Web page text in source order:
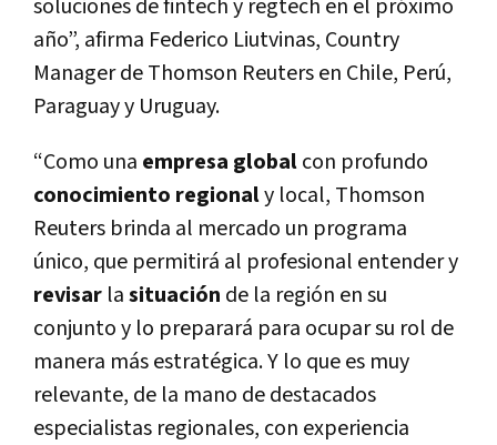
soluciones de fintech y regtech en el próximo
año”, afirma Federico Liutvinas, Country
Manager de Thomson Reuters en Chile, Perú,
Paraguay y Uruguay.
“Como una empresa globalcon profundo
conocimiento regionaly local, Thomson
Reuters brinda al mercado un programa
único, que permitirá al profesional entender y
revisar lasituación de la región en su
conjunto y lo preparará para ocupar su rol de
manera más estratégica. Y lo que es muy
relevante, de la mano de destacados
especialistas regionales, con experiencia